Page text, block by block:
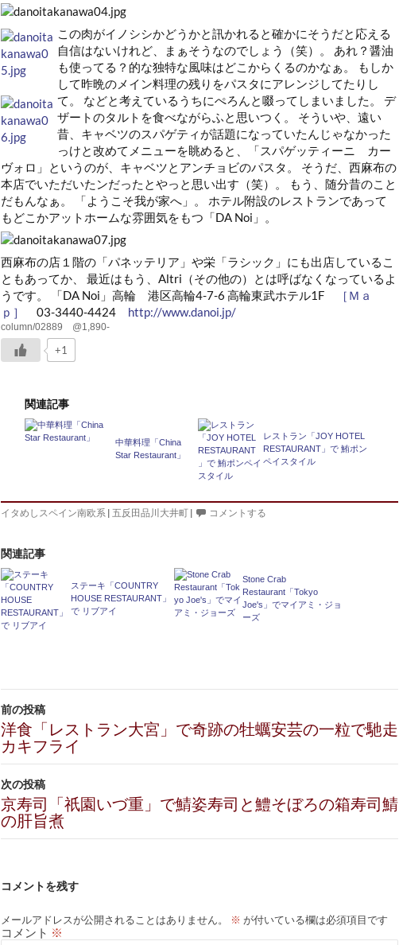
この肉がイノシシかどうかと訊かれると確かにそうだと応える
自信はないけれど、まぁそうなのでしょう（笑）。 あれ？醤油
も使ってる？的な独特な風味はどこからくるのかなぁ。 もしか
して昨晩のメイン料理の残りをパスタにアレンジしてたりし
て。 などと考えているうちにぺろんと啜ってしまいました。 デ
ザートのタルトを食べながらふと思いつく。 そういや、遠い
昔、キャベツのスパゲティが話題になっていたんじゃなかった
っけと改めてメニューを眺めると、「スパゲッティーニ カー
ヴォロ」というのが、キャベツとアンチョビのパスタ。 そうだ、西麻布の
本店でいただいたンだったとやっと思い出す（笑）。 もう、随分昔のこと
だもんなぁ。 「ようこそ我が家へ」。 ホテル附設のレストランであって
もどこかアットホームな雰囲気をもつ「DA Noi」。
西麻布の店１階の「パネッテリア」や栄「ラシック」にも出店しているこ
ともあってか、 最近はもう、Altri（その他の）とは呼ばなくなっているよ
うです。 「DA Noi」高輪 港区高輪4-7-6 高輪東武ホテル1F
［Ｍａ
ｐ］
03-3440-4424 http://www.danoi.jp/
column/02889 @1,890-
+1
関連記事
中華料理「China
Star Restaurant」
レストラン「JOY HOTEL
RESTAURANT」で 鮪ポン
ペイスタイル
イタめしスペイン南欧系 |五反田品川大井町 | コメントする
関連記事
ステーキ「COUNTRY
HOUSE RESTAURANT」
で リブアイ
Stone Crab
Restaurant「Tokyo
Joe's」でマイアミ・ジョ
ーズ
投
稿
ナ
ビ
ゲ
ー
ョ
ン
前の投稿
洋食「レストラン大宮」で奇跡の牡蠣安芸の一粒で馳走
カキフライ
次の投稿
京寿司「祇園いづ重」で鯖姿寿司と鱧そぼろの箱寿司鯖
の肝旨煮
コメントを残す
メールアドレスが公開されることはありません。 ※ が付いている欄は必須項目です
コメント ※